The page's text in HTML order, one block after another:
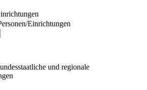
Einrichtungen
und regionale